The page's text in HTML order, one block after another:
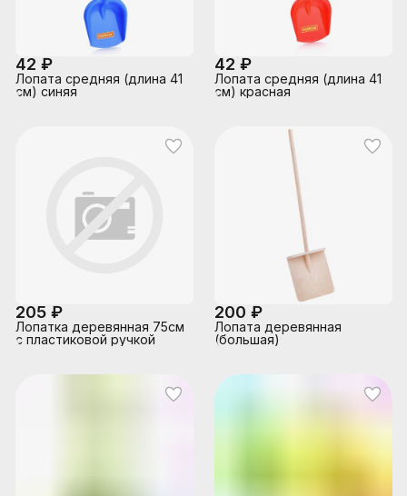
42 ₽
Лопата средняя (длина 41
см) синяя
42 ₽
Лопата средняя (длина 41
см) красная
205 ₽
Лопатка деревянная 75см
с пластиковой ручкой
200 ₽
Лопата деревянная
(большая)